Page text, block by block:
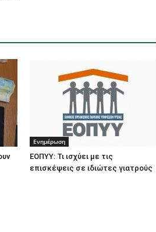
Ενημέρωση
ΕΟΠΥΥ: Τι ισχύει με τις
επισκέψεις σε ιδιώτες γιατρούς